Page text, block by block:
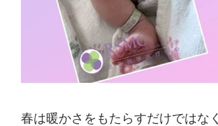
春は暖かさをもたらすだけではなく